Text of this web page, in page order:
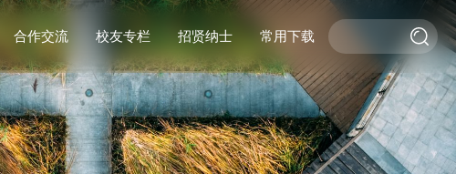
合作交流
国际交流
学术交流
校企合作
校友专栏
校友活动
校友风采
基金捐赠
杰出校友
招贤纳士 常用下载